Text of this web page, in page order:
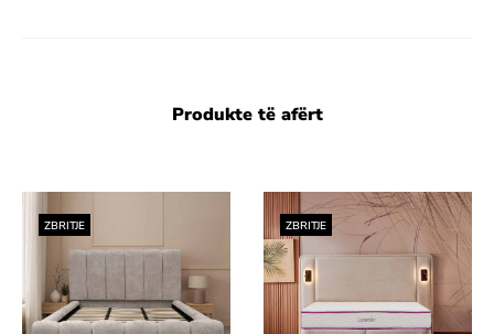
Produkte të afërt
ZBRITJE ZBRITJE